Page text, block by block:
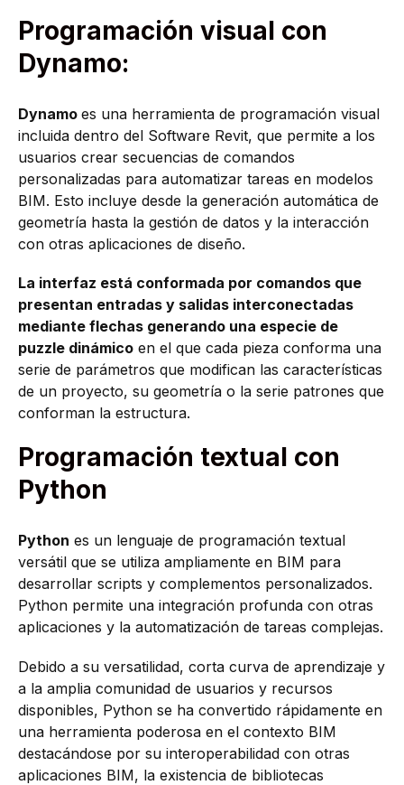
Programación visual con
Dynamo:
Dynamo es una herramienta de programación visual
incluida dentro del Software Revit, que permite a los
usuarios crear secuencias de comandos
personalizadas para automatizar tareas en modelos
BIM. Esto incluye desde la generación automática de
geometría hasta la gestión de datos y la interacción
con otras aplicaciones de diseño.
La interfaz está conformada por comandos que
presentan entradas y salidas interconectadas
mediante flechas generando una especie de
puzzle dinámico en el que cada pieza conforma una
serie de parámetros que modifican las características
de un proyecto, su geometría o la serie patrones que
conforman la estructura.
Programación textual con
Python
Python es un lenguaje de programación textual
versátil que se utiliza ampliamente en BIM para
desarrollar scripts y complementos personalizados.
Python permite una integración profunda con otras
aplicaciones y la automatización de tareas complejas.
Debido a su versatilidad, corta curva de aprendizaje y
a la amplia comunidad de usuarios y recursos
disponibles, Python se ha convertido rápidamente en
una herramienta poderosa en el contexto BIM
destacándose por su interoperabilidad con otras
aplicaciones BIM, la existencia de bibliotecas